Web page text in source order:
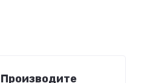
Производите